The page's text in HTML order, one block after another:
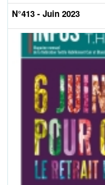
N°413 - Juin 2023